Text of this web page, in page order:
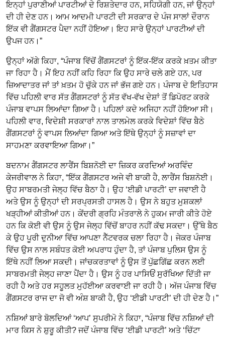
ਇਨ੍ਹਾਂ ਪੁਰਾਣੀਆਂ ਪਾਰਟੀਆਂ ਦੇ ਰਿਸ਼ਤੇਦਾਰ ਹਨ, ਸਹਿਯੋਗੀ ਹਨ, ਜਾਂ ਉਨ੍ਹਾਂ
ਦੀ ਹੀ ਦੇਣ ਹਨ। ਆਮ ਆਦਮੀ ਪਾਰਟੀ ਦੀ ਸਰਕਾਰ ਦੇ ਪੰਜ ਸਾਲਾਂ ਦੌਰਾਨ
ਇੱਕ ਵੀ ਗੈਂਗਸਟਰ ਪੈਦਾ ਨਹੀਂ ਹੋਇਆ। ਇਹ ਸਾਰੇ ਉਨ੍ਹਾਂ ਪਾਰਟੀਆਂ ਦੀ
ਉਪਜ ਹਨ।”
ਉਨ੍ਹਾਂ ਅੱਗੇ ਕਿਹਾ, “ਪੰਜਾਬ ਵਿੱਚੋਂ ਗੈਂਗਸਟਰਾਂ ਨੂੰ ਇੱਕ-ਇੱਕ ਕਰਕੇ ਖ਼ਤਮ ਕੀਤਾ
ਜਾ ਰਿਹਾ ਹੈ। ਮੈਂ ਇਹ ਨਹੀਂ ਕਹਿ ਰਿਹਾ ਕਿ ਉਹ ਸਾਰੇ ਚਲੇ ਗਏ ਹਨ, ਪਰ
ਜ਼ਿਆਦਾਤਰ ਜਾਂ ਤਾਂ ਖ਼ਤਮ ਹੋ ਚੁੱਕੇ ਹਨ ਜਾਂ ਭੱਜ ਗਏ ਹਨ। ਪੰਜਾਬ ਦੇ ਇਤਿਹਾਸ
ਵਿੱਚ ਪਹਿਲੀ ਵਾਰ ਸੱਤ ਗੈਂਗਸਟਰਾਂ ਨੂੰ ਸੱਤ ਵੱਖ-ਵੱਖ ਦੇਸ਼ਾਂ ਤੋਂ ਡਿਪੋਰਟ ਕਰਕੇ
ਪੰਜਾਬ ਵਾਪਸ ਲਿਆਂਦਾ ਗਿਆ ਹੈ। ਪਹਿਲਾਂ ਕਦੇ ਅਜਿਹਾ ਨਹੀਂ ਹੋਇਆ ਸੀ।
ਪਹਿਲੀ ਵਾਰ, ਵਿਦੇਸ਼ੀ ਸਰਕਾਰਾਂ ਨਾਲ ਤਾਲਮੇਲ ਕਰਕੇ ਵਿਦੇਸ਼ਾਂ ਵਿੱਚ ਬੈਠੇ
ਗੈਂਗਸਟਰਾਂ ਨੂੰ ਵਾਪਸ ਲਿਆਂਦਾ ਗਿਆ ਅਤੇ ਇੱਥੇ ਉਨ੍ਹਾਂ ਨੂੰ ਸਜ਼ਾਵਾਂ ਦਾ
ਸਾਹਮਣਾ ਕਰਵਾਇਆ ਗਿਆ।”
ਬਦਨਾਮ ਗੈਂਗਸਟਰ ਲਾਰੈਂਸ ਬਿਸ਼ਨੋਈ ਦਾ ਜ਼ਿਕਰ ਕਰਦਿਆਂ ਅਰਵਿੰਦ
ਕੇਜਰੀਵਾਲ ਨੇ ਕਿਹਾ, “ਇੱਕ ਗੈਂਗਸਟਰ ਅਜੇ ਵੀ ਬਾਕੀ ਹੈ, ਲਾਰੈਂਸ ਬਿਸ਼ਨੋਈ।
ਉਹ ਸਾਬਰਮਤੀ ਜੇਲ੍ਹ ਵਿੱਚ ਬੈਠਾ ਹੈ। ਉਹ ‘ਈਡੀ ਪਾਰਟੀ’ ਦਾ ਜਵਾਈ ਹੈ
ਅਤੇ ਉਸ ਨੂੰ ਉਨ੍ਹਾਂ ਦੀ ਸਰਪ੍ਰਸਤੀ ਹਾਸਲ ਹੈ। ਉਸ ਨੇ ਬਹੁਤ ਮੁਸ਼ਕਲਾਂ
ਖੜ੍ਹੀਆਂ ਕੀਤੀਆਂ ਹਨ। ਕੇਂਦਰੀ ਗ੍ਰਹਿ ਮੰਤਰਾਲੇ ਨੇ ਹੁਕਮ ਜਾਰੀ ਕੀਤੇ ਹੋਏ
ਹਨ ਕਿ ਕੋਈ ਵੀ ਉਸ ਨੂੰ ਉਸ ਜੇਲ੍ਹ ਵਿੱਚੋਂ ਬਾਹਰ ਨਹੀਂ ਕੱਢ ਸਕਦਾ। ਉੱਥੇ ਬੈਠ
ਕੇ ਉਹ ਪੂਰੀ ਦੁਨੀਆ ਵਿੱਚ ਆਪਣਾ ਨੈੱਟਵਰਕ ਚਲਾ ਰਿਹਾ ਹੈ। ਜੇਕਰ ਪੰਜਾਬ
ਵਿੱਚ ਉਸ ਨਾਲ ਸਬੰਧਤ ਕੋਈ ਅਪਰਾਧ ਹੁੰਦਾ ਹੈ, ਤਾਂ ਪੰਜਾਬ ਪੁਲਿਸ ਉਸ ਨੂੰ
ਇੱਥੇ ਨਹੀਂ ਲਿਆ ਸਕਦੀ। ਜਾਂਚਕਰਤਾਵਾਂ ਨੂੰ ਉਸ ਤੋਂ ਪੁੱਛਗਿੱਛ ਕਰਨ ਲਈ
ਸਾਬਰਮਤੀ ਜੇਲ੍ਹ ਜਾਣਾ ਪੈਂਦਾ ਹੈ। ਉਸ ਨੂੰ ਹਰ ਪਾਸਿਓਂ ਸੁਰੱਖਿਆ ਦਿੱਤੀ ਜਾ
ਰਹੀ ਹੈ ਅਤੇ ਹਰ ਸਹੂਲਤ ਮੁਹੱਈਆ ਕਰਵਾਈ ਜਾ ਰਹੀ ਹੈ। ਅੱਜ ਪੰਜਾਬ ਵਿੱਚ
ਗੈਂਗਸਟਰ ਰਾਜ ਦਾ ਜੋ ਵੀ ਅੰਸ਼ ਬਾਕੀ ਹੈ, ਉਹ ‘ਈਡੀ ਪਾਰਟੀ’ ਦੀ ਹੀ ਦੇਣ ਹੈ।”
ਨਸ਼ਿਆਂ ਬਾਰੇ ਬੋਲਦਿਆਂ ‘ਆਪ’ ਸੁਪਰੀਮੋ ਨੇ ਕਿਹਾ, “ਪੰਜਾਬ ਵਿੱਚ ਨਸ਼ਿਆਂ ਦੀ
ਮਾਰ ਕਿਸ ਨੇ ਸ਼ੁਰੂ ਕੀਤੀ? ਜਦੋਂ ਪੰਜਾਬ ਵਿੱਚ ‘ਈਡੀ ਪਾਰਟੀ’ ਅਤੇ ‘ਚਿੱਟਾ